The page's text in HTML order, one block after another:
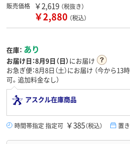
販売価格 ￥2,619 （税抜き）
￥2,880 （税込）
在庫： あり
お届け日：8月9日（日）にお届け
お急ぎ便：8月8日（土）にお届け （今から13
可。追加料金なし）
アスクル在庫商品
時間帯指定 指定可 ￥385（税込） 置